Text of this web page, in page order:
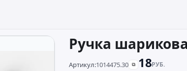
Ручка
Артикул:1014475.30 ⧉ 18РУБ.